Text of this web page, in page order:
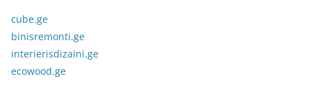
cube.ge
binisremonti.ge
interierisdizaini.ge
ecowood.ge